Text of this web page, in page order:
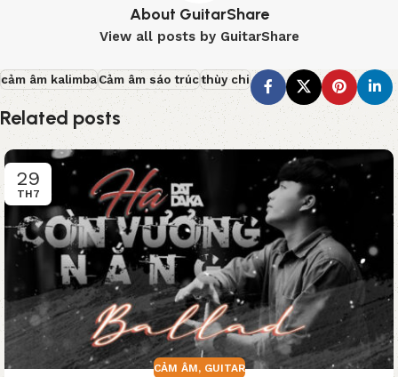
About GuitarShare
View all posts by GuitarShare
cảm âm kalimbaCảm âm sáo trúcthùy chi
Related posts
29
TH7
CẢM ÂM, GUITAR